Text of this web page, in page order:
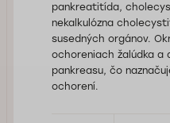
pankreatitída,
nekalkulózna
susedných orgánov.
ochoreniach žalúdka a
pankreasu, čo
ochorení.